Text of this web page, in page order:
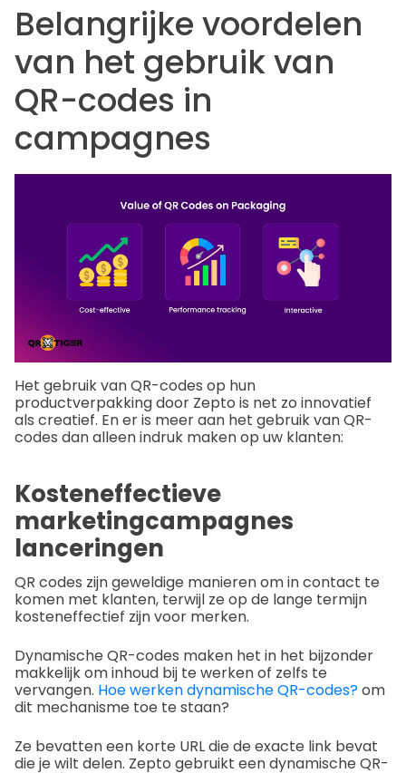
Belangrijke voordelen
van het gebruik van
QR-codes in
campagnes
Het gebruik van QR-codes op hun
productverpakking door Zepto is net zo innovatief
als creatief. En er is meer aan het gebruik van QR-
codes dan alleen indruk maken op uw klanten:
Kosteneffectieve
marketingcampagnes
lanceringen
QR codes zijn geweldige manieren om in contact te
komen met klanten, terwijl ze op de lange termijn
kosteneffectief zijn voor merken.
Dynamische QR-codes maken het in het bijzonder
makkelijk om inhoud bij te werken of zelfs te
vervangen. Hoe werken dynamische QR-codes?om
dit mechanisme toe te staan?
Ze bevatten een korte URL die de exacte link bevat
die je wilt delen. Zepto gebruikt een dynamische QR-